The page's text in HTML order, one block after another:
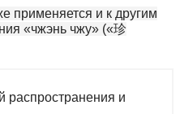
применяется и к другим
«чжэнь чжу» («珍
распространения и